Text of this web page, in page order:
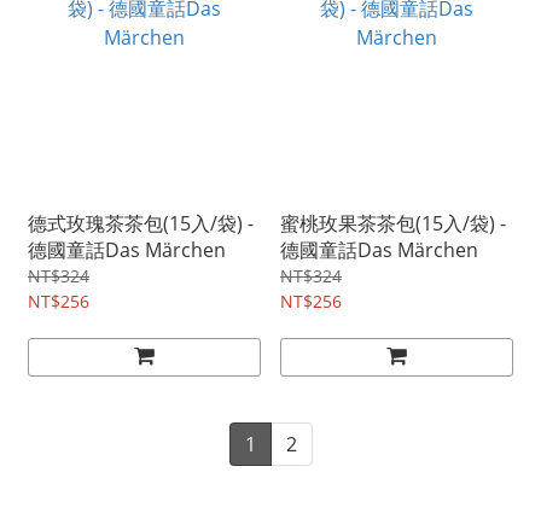
德式玫瑰茶茶包(15入/袋) -
德國童話Das Märchen
NT$324
NT$256
蜜桃玫果茶茶包(15入/袋) -
德國童話Das Märchen
NT$324
NT$256
1 2